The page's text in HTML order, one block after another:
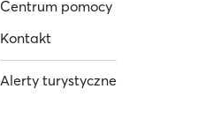
Centrum pomocy
Kontakt
Alerty turystyczne